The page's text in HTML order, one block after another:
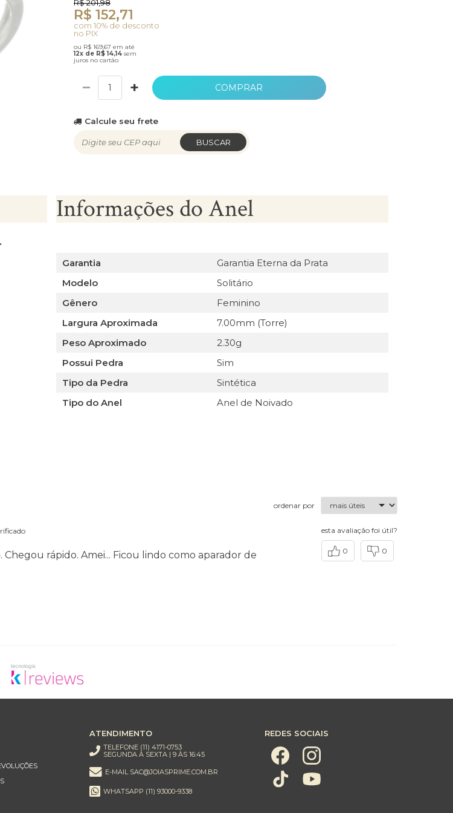
R$ 201,98
R$ 152,71
com 10% de desconto
no PIX
ou R$ 169,67 em até
12x de R$ 14,14 sem
juros no cartão
− + COMPRAR
Calcule seu frete
BUSCAR
Informações do Anel
Garantia
Garantia Eterna da Prata
Modelo
Solitário
Gênero
Feminino
Largura Aproximada
7.00mm (Torre)
Peso Aproximado
2.30g
Possui Pedra
Sim
Tipo da Pedra
Sintética
Tipo do Anel
Anel de Noivado
ordenar por
rápido. Amei... Ficou lindo como aparador de
esta avaliação foi útil?
0 0
ATENDIMENTO
TELEFONE (11) 4171-0753
SEGUNDA À SEXTA | 9 ÀS 16:45
E-MAIL SAC@JOIASPRIME.COM.BR
WHATSAPP (11) 93000-9338
REDES SOCIAIS